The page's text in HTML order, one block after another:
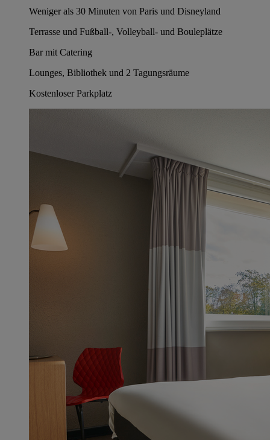
Weniger als 30 Minuten von Paris und Disneyland
Terrasse und Fußball-, Volleyball- und Bouleplätze
Bar mit Catering
Lounges, Bibliothek und 2 Tagungsräume
Kostenloser Parkplatz